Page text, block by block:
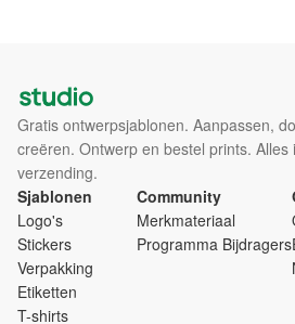
Gratis ontwerpsjablonen. Aanpassen,
creëren. Ontwerp en bestel prints.
verzending.
Sjablonen
Logo's
Stickers
Verpakking
Etiketten
T-shirts
Community
Merkmateriaal
Programma Bijdragers